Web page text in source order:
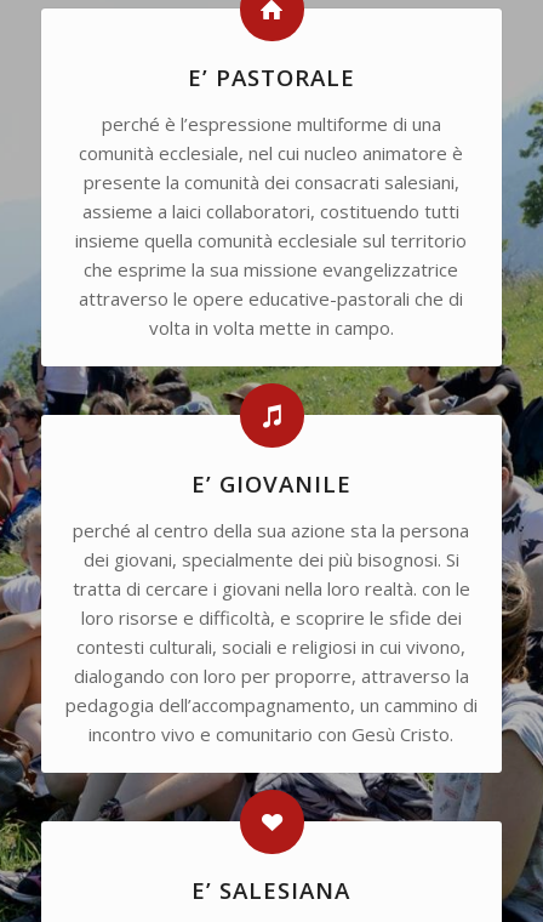
E’ PASTORALE
perché è l’espressione multiforme di una
comunità ecclesiale, nel cui nucleo animatore è
presente la comunità dei consacrati salesiani,
assieme a laici collaboratori, costituendo tutti
insieme quella comunità ecclesiale sul territorio
che esprime la sua missione evangelizzatrice
attraverso le opere educative-pastorali che di
volta in volta mette in campo.
E’ GIOVANILE
perché al centro della sua azione sta la persona
dei giovani, specialmente dei più bisognosi. Si
tratta di cercare i giovani nella loro realtà. con le
loro risorse e difficoltà, e scoprire le sfide dei
contesti culturali, sociali e religiosi in cui vivono,
dialogando con loro per proporre, attraverso la
pedagogia dell’accompagnamento, un cammino di
incontro vivo e comunitario con Gesù Cristo.
E’ SALESIANA